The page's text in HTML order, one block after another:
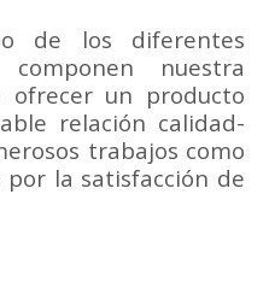
de los diferentes
nuestra
ofrecer un producto
relación calidad-
trabajos como
la satisfacción de